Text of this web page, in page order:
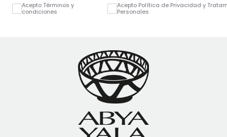
Acepto Términos y
condiciones
Acepto Política de Privacidad y
Personales